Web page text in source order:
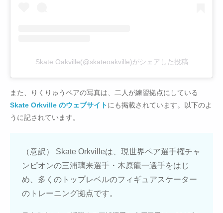
Skate Oakville(@skateoakville)がシェアした投稿
また、りくりゅうペアの写真は、二人が練習拠点にしている
Skate Orkville のウェブサイトにも掲載されています。以下のよ
うに記されています。
（意訳） Skate Orkvilleは、現世界ペア選手権チャ
ンピオンの三浦璃来選手・木原龍一選手をはじ
め、多くのトップレベルのフィギュアスケーター
のトレーニング拠点です。